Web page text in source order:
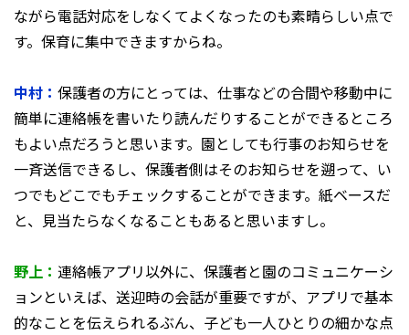
ながら電話対応をしなくてよくなったのも素晴らしい点で
す。保育に集中できますからね。
中村： 保護者の方にとっては、仕事などの合間や移動中に
簡単に連絡帳を書いたり読んだりすることができるところ
もよい点だろうと思います。園としても行事のお知らせを
一斉送信できるし、保護者側はそのお知らせを遡って、い
つでもどこでもチェックすることができます。紙ベースだ
と、見当たらなくなることもあると思いますし。
野上： 連絡帳アプリ以外に、保護者と園のコミュニケーシ
ョンといえば、送迎時の会話が重要ですが、アプリで基本
的なことを伝えられるぶん、子ども一人ひとりの細かな点